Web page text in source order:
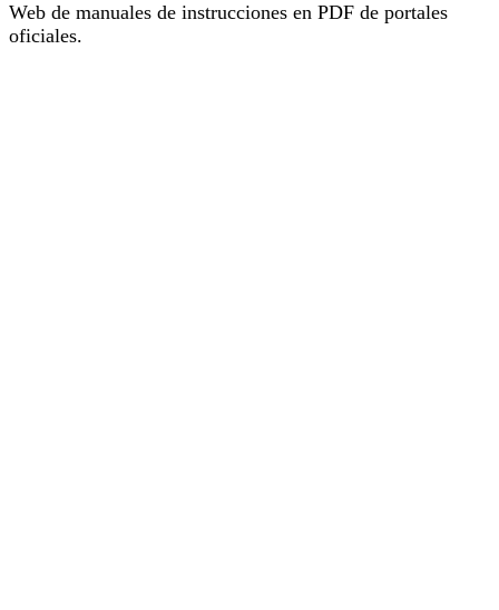
Web de manuales de instrucciones en PDF de portales
oficiales.